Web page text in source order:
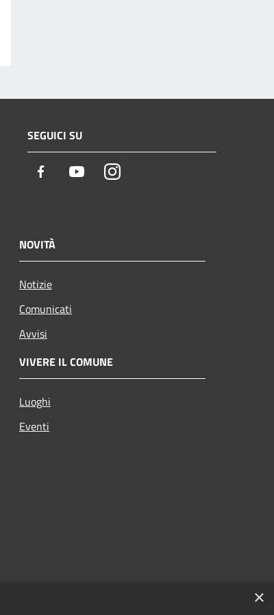
SEGUICI SU
Facebook YoutubeInstagram
NOVITÀ
Notizie
Comunicati
Avvisi
VIVERE IL COMUNE
Luoghi
Eventi
×